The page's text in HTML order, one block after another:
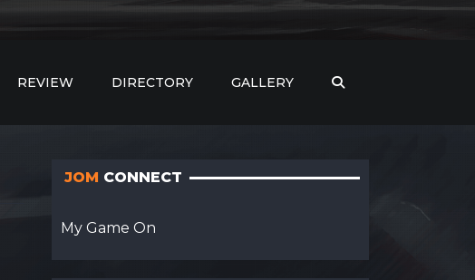
REVIEW DIRECTORY GALLERY
JOM CONNECT
My Game On